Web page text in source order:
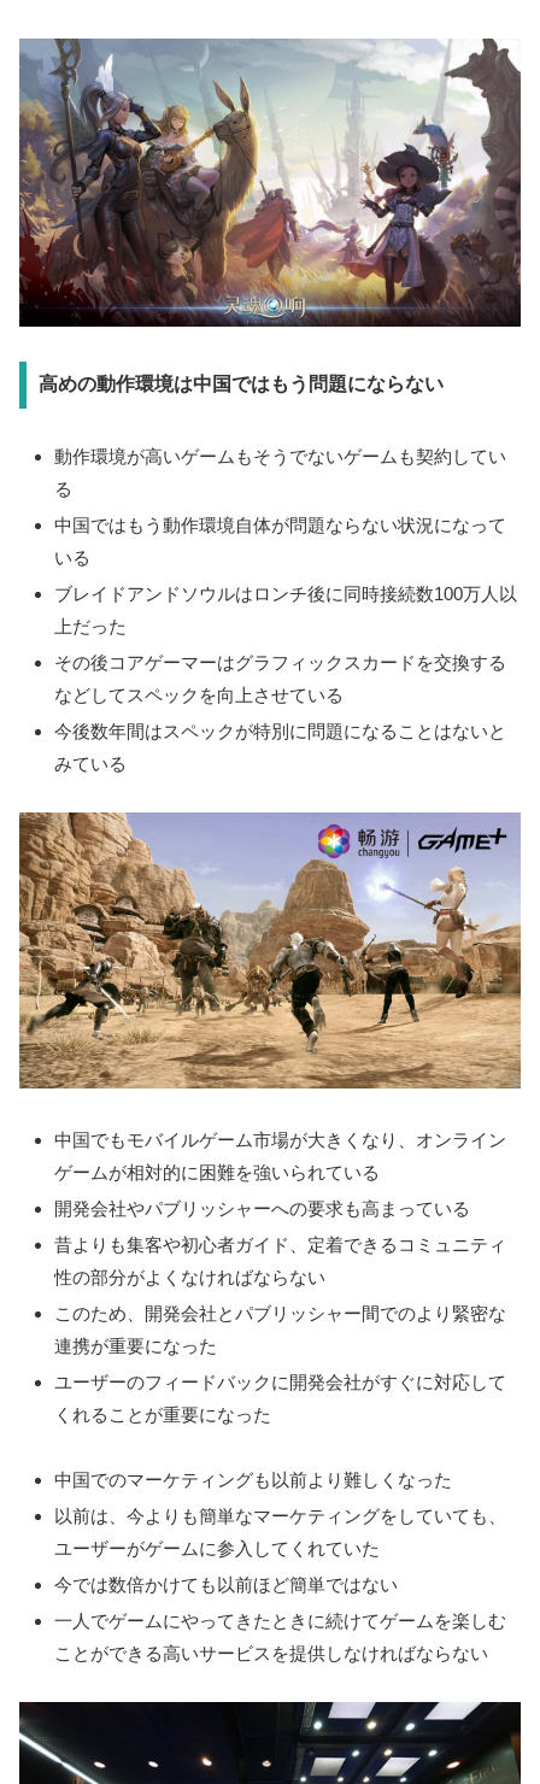
高めの動作環境は中国ではもう問題にならない
動作環境が高いゲームもそうでないゲームも契約してい
る
中国ではもう動作環境自体が問題ならない状況になって
いる
ブレイドアンドソウルはロンチ後に同時接続数100万人以
上だった
その後コアゲーマーはグラフィックスカードを交換する
などしてスペックを向上させている
今後数年間はスペックが特別に問題になることはないと
みている
中国でもモバイルゲーム市場が大きくなり、オンライン
ゲームが相対的に困難を強いられている
開発会社やパブリッシャーへの要求も高まっている
昔よりも集客や初心者ガイド、定着できるコミュニティ
性の部分がよくなければならない
このため、開発会社とパブリッシャー間でのより緊密な
連携が重要になった
ユーザーのフィードバックに開発会社がすぐに対応して
くれることが重要になった
中国でのマーケティングも以前より難しくなった
以前は、今よりも簡単なマーケティングをしていても、
ユーザーがゲームに参入してくれていた
今では数倍かけても以前ほど簡単ではない
一人でゲームにやってきたときに続けてゲームを楽しむ
ことができる高いサービスを提供しなければならない